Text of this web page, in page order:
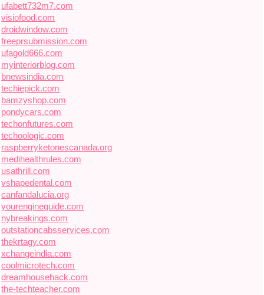
ufabett732m7.com
visiofood.com
droidwindow.com
freeprsubmission.com
ufagold666.com
myinteriorblog.com
bnewsindia.com
techiepick.com
bamzyshop.com
pondycars.com
techonfutures.com
techoologic.com
raspberryketonescanada.org
medihealthrules.com
usathrill.com
vshapedental.com
canfandalucia.org
yourengineguide.com
nybreakings.com
outstationcabsservices.com
thekrtagy.com
xchangeindia.com
coolmicrotech.com
dreamhousehack.com
the-techteacher.com